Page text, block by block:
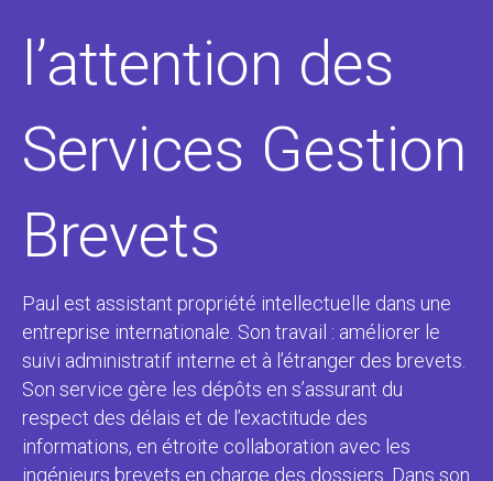
l’attention des
Services Gestion
Brevets
Paul est assistant propriété intellectuelle dans une
entreprise internationale. Son travail : améliorer le
suivi administratif interne et à l’étranger des brevets.
Son service gère les dépôts en s’assurant du
respect des délais et de l’exactitude des
informations, en étroite collaboration avec les
ingénieurs brevets en charge des dossiers. Dans son